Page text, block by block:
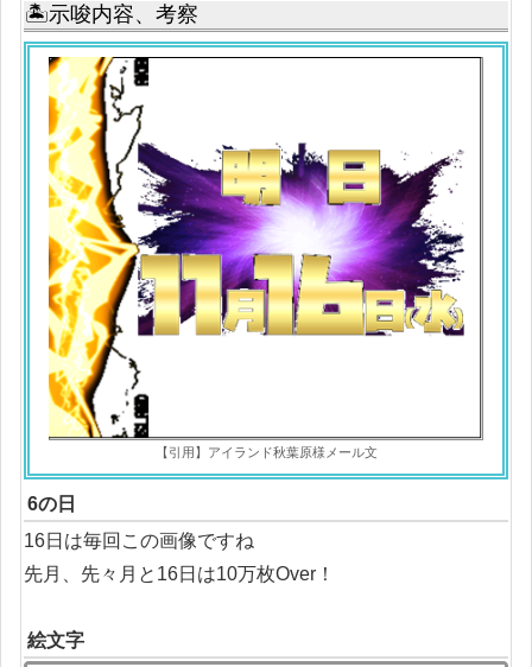
🏝示唆内容、考察
【引用】アイランド秋葉原様メール文
6の日
16日は毎回この画像ですね
先月、先々月と16日は10万枚Over！
絵文字